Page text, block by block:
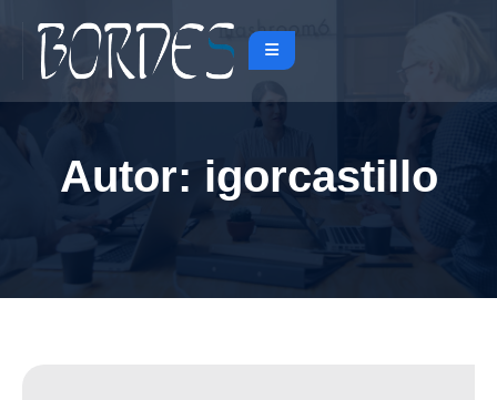
Autor: igorcastillo